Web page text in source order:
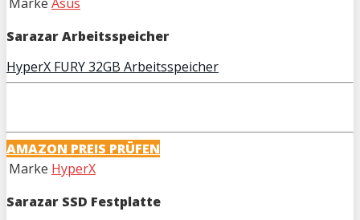
Sarazar Arbeitsspeicher
HyperX FURY 32GB Arbeitsspeicher
AMAZON PREIS PRÜFEN
Marke HyperX
Sarazar SSD Festplatte